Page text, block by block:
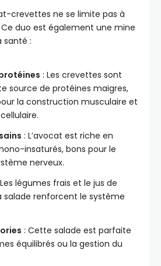
crevettes ne se limite pas à
duo est également une mine
santé :
: Les crevettes sont
source de protéines maigres,
la construction musculaire et
: L’avocat est riche en
insaturés, bons pour le
nerveux.
légumes frais et le jus de
salade renforcent le système
: Cette salade est parfaite
équilibrés ou la gestion du